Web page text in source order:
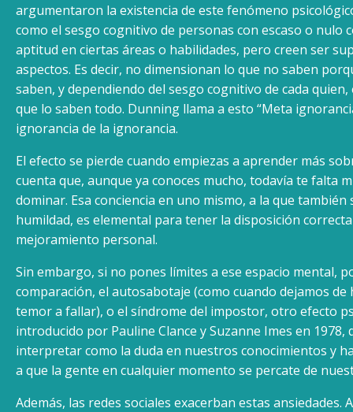
argumentaron la existencia de este fenómeno
como el sesgo cognitivo de personas con escaso o nulo
aptitud en ciertas áreas o habilidades, pero creen ser
aspectos. Es decir, no dimensionan lo que no saben
saben, y dependiendo del sesgo cognitivo de cada
que lo saben todo. Dunning llama a esto “Meta
ignorancia de la ignorancia.
El efecto se pierde cuando empiezas a aprender más
cuenta que, aunque ya conoces mucho, todavía te falta
dominar. Esa conciencia en uno mismo, a la que
humildad, es elemental para tener la disposición
mejoramiento personal.
Sin embargo, si no pones límites a ese espacio mental,
comparación, el autosabotaje (como cuando dejamos de
temor a fallar), o el síndrome del impostor, otro efecto
introducido por Pauline Clance y Suzanne Imes en 1978,
interpretar como la duda en nuestros conocimientos y
a que la gente en cualquier momento se percate de
Además, las redes sociales exacerban estas ansiedades.